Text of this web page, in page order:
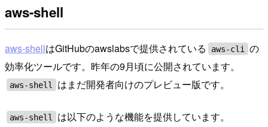
aws-shell
aws-shellはGitHubのawslabsで提供されている aws-cli
の
効率化ツールです。昨年の9月頃に公開されています。
aws-shell はまだ開発者向けのプレビュー版です。
aws-shell
は以下のような機能を提供しています。